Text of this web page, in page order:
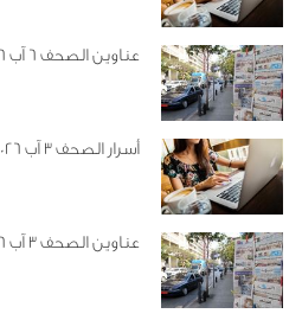
عناوين الصحف 6 آب 2026
أسرار الصحف 3 آب 2026
عناوين الصحف 3 آب 2026